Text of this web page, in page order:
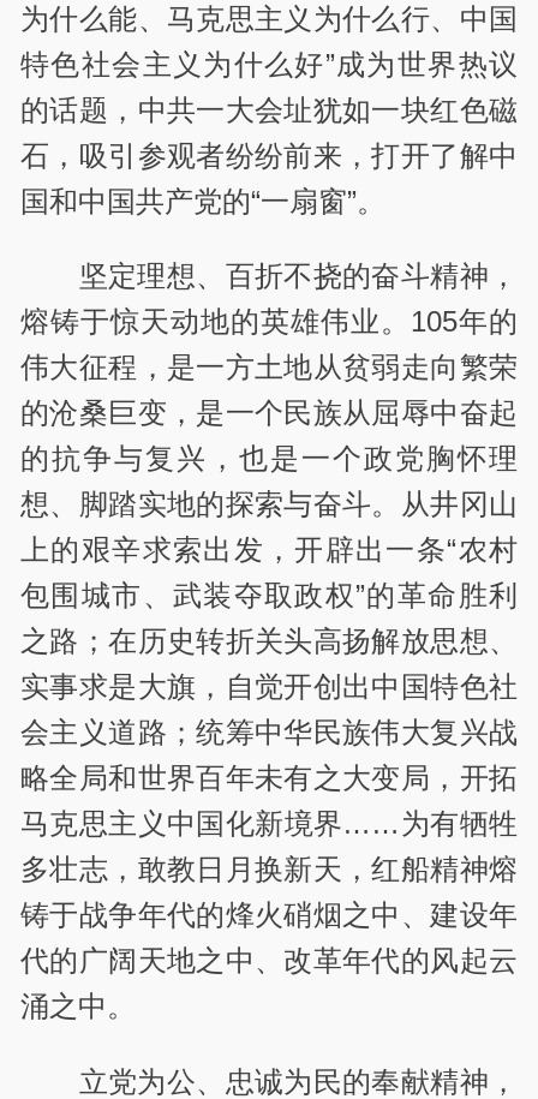
为什么能、马克思主义为什么行、中国
特色社会主义为什么好”成为世界热议
的话题，中共一大会址犹如一块红色磁
石，吸引参观者纷纷前来，打开了解中
国和中国共产党的“一扇窗”。
坚定理想、百折不挠的奋斗精神，
熔铸于惊天动地的英雄伟业。105年的
伟大征程，是一方土地从贫弱走向繁荣
的沧桑巨变，是一个民族从屈辱中奋起
的抗争与复兴，也是一个政党胸怀理
想、脚踏实地的探索与奋斗。从井冈山
上的艰辛求索出发，开辟出一条“农村
包围城市、武装夺取政权”的革命胜利
之路；在历史转折关头高扬解放思想、
实事求是大旗，自觉开创出中国特色社
会主义道路；统筹中华民族伟大复兴战
略全局和世界百年未有之大变局，开拓
马克思主义中国化新境界……为有牺牲
多壮志，敢教日月换新天，红船精神熔
铸于战争年代的烽火硝烟之中、建设年
代的广阔天地之中、改革年代的风起云
涌之中。
立党为公、忠诚为民的奉献精神，